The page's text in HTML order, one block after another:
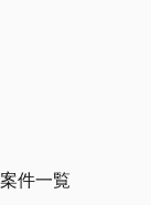
件一覧